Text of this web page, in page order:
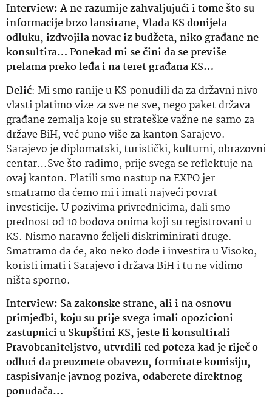
Interview: A ne razumije zahvaljujući i tome što su
informacije brzo lansirane, Vlada KS donijela
odluku, izdvojila novac iz budžeta, niko građane ne
konsultira… Ponekad mi se čini da se previše
prelama preko leđa i na teret građana KS…
Delić: Mi smo ranije u KS ponudili da za državni nivo
vlasti platimo vize za sve ne sve, nego paket država
građane zemalja koje su strateške važne ne samo za
države BiH, već puno više za kanton Sarajevo.
Sarajevo je diplomatski, turistički, kulturni, obrazovni
centar…Sve što radimo, prije svega se reflektuje na
ovaj kanton. Platili smo nastup na EXPO jer
smatramo da ćemo mi i imati najveći povrat
investicije. U pozivima privrednicima, dali smo
prednost od 10 bodova onima koji su registrovani u
KS. Nismo naravno željeli diskriminirati druge.
Smatramo da će, ako neko dođe i investira u Visoko,
koristi imati i Sarajevo i država BiH i tu ne vidimo
ništa sporno.
Interview: Sa zakonske strane, ali i na osnovu
primjedbi, koju su prije svega imali opozicioni
zastupnici u Skupštini KS, jeste li konsultirali
Pravobraniteljstvo, utvrdili red poteza kad je riječ o
odluci da preuzmete obavezu, formirate komisiju,
raspisivanje javnog poziva, odaberete direktnog
ponuđača…